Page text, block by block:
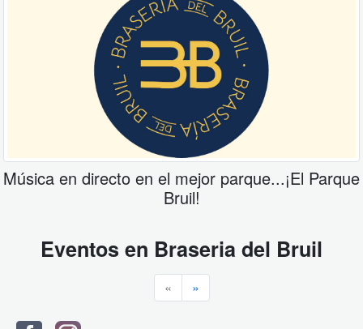
Música en directo en el mejor parque...¡El Parque
Bruil!
Eventos en Braseria del Bruil
« »